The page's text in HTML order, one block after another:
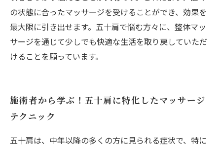
の状態に合ったマッサージを受けることができ、効果を
最大限に引き出せます。五十肩で悩む方々に、整体マッ
サージを通じて少しでも快適な生活を取り戻していただ
けることを願っています。
施術者から学ぶ！五十肩に特化したマッサージ
テクニック
五十肩は、中年以降の多くの方に見られる症状で、特に